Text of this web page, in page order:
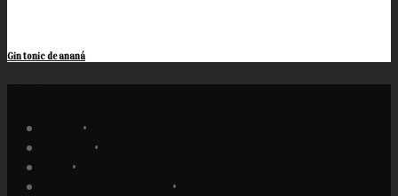
Gin tonic de ananá
•
•
•
•